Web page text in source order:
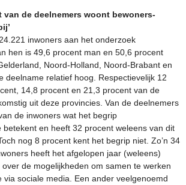
van de deelnemers woont bewoners-
inwoners aan het onderzoek
hen is 49,6 procent man en 50,6 procent
Noord-Holland, Noord-Brabant en
deelname relatief hoog. Respectievelijk 12
14,8 procent en 21,3 procent van de
uit deze provincies. Van de deelnemers
de inwoners wat het begrip
betekent en heeft 32 procent weleens van dit
nog 8 procent kent het begrip niet. Zo’n 34
heeft het afgelopen jaar (weleens)
de mogelijkheden om samen te werken
via sociale media. Een ander veelgenoemd